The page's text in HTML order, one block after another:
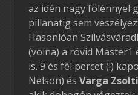
az idén nagy fölénnyel
pillanatig sem
Hasonlóan
(volna) a rövid
is. 9 és fél percet (!)
Nelson) és Varga Zsolti